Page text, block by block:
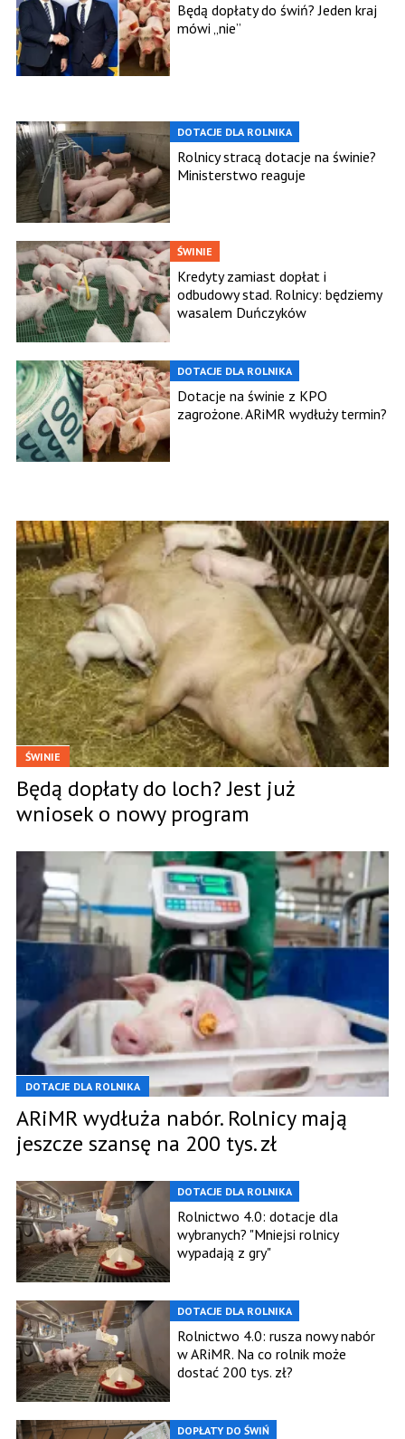
Będą dopłaty do świń? Jeden kraj
mówi „nie”
DOTACJE DLA ROLNIKA
Rolnicy stracą dotacje na świnie?
Ministerstwo reaguje
ŚWINIE
Kredyty zamiast dopłat i
odbudowy stad. Rolnicy: będziemy
wasalem Duńczyków
DOTACJE DLA ROLNIKA
Dotacje na świnie z KPO
zagrożone. ARiMR wydłuży termin?
ŚWINIE
Będą dopłaty do loch? Jest już
wniosek o nowy program
DOTACJE DLA ROLNIKA
ARiMR wydłuża nabór. Rolnicy mają
jeszcze szansę na 200 tys. zł
DOTACJE DLA ROLNIKA
Rolnictwo 4.0: dotacje dla
wybranych? "Mniejsi rolnicy
wypadają z gry"
DOTACJE DLA ROLNIKA
Rolnictwo 4.0: rusza nowy nabór
w ARiMR. Na co rolnik może
dostać 200 tys. zł?
DOPŁATY DO ŚWIŃ